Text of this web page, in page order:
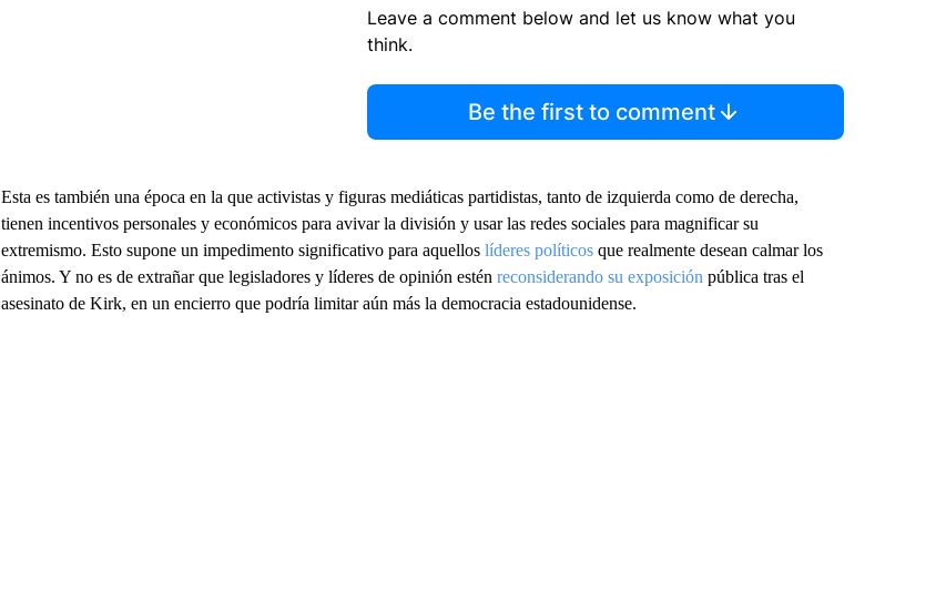
Leave a comment below and let us know what you
think.
Be the first to comment
Esta es también una época en la que activistas y figuras mediáticas partidistas, tanto de izquierda como de derecha,
tienen incentivos personales y económicos para avivar la división y usar las redes sociales para magnificar su
extremismo. Esto supone un impedimento significativo para aquellos líderes políticosque realmente desean calmar los
ánimos. Y no es de extrañar que legisladores y líderes de opinión estén reconsiderando su exposición pública tras el
asesinato de Kirk, en un encierro que podría limitar aún más la democracia estadounidense.